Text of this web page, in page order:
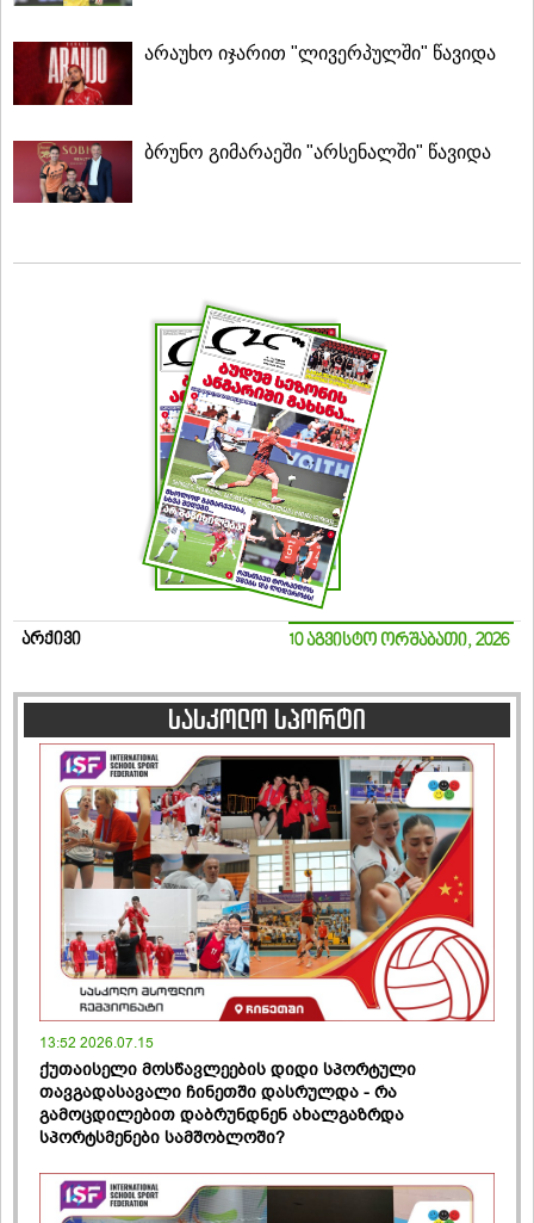
არაუხო იჯარით "ლივერპულში" წავიდა
ბრუნო გიმარაეში "არსენალში" წავიდა
არქივი 10 აგვისტო ორშაბათი, 2026
სასკოლო სპორტი
13:52 2026.07.15
ქუთაისელი მოსწავლეების დიდი სპორტული
თავგადასავალი ჩინეთში დასრულდა - რა
გამოცდილებით დაბრუნდნენ ახალგაზრდა
სპორტსმენები სამშობლოში?